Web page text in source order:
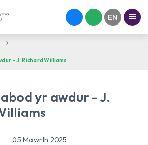
- J. Richard Williams
yr awdur - J.
05 Mawrth 2025